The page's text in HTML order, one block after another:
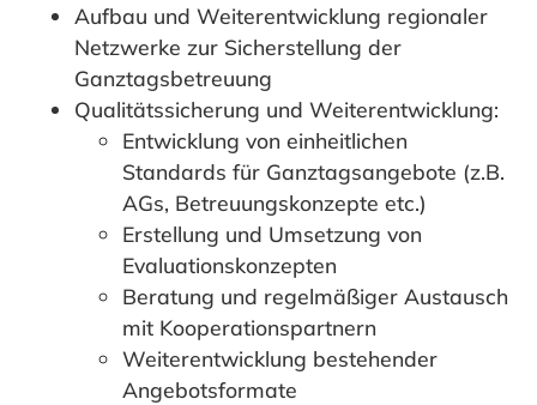
Aufbau und Weiterentwicklung regionaler
Netzwerke zur Sicherstellung der
Ganztagsbetreuung
Qualitätssicherung und Weiterentwicklung:
Entwicklung von einheitlichen
Standards für Ganztagsangebote (z.B.
AGs, Betreuungskonzepte etc.)
Erstellung und Umsetzung von
Evaluationskonzepten
Beratung und regelmäßiger Austausch
mit Kooperationspartnern
Weiterentwicklung bestehender
Angebotsformate